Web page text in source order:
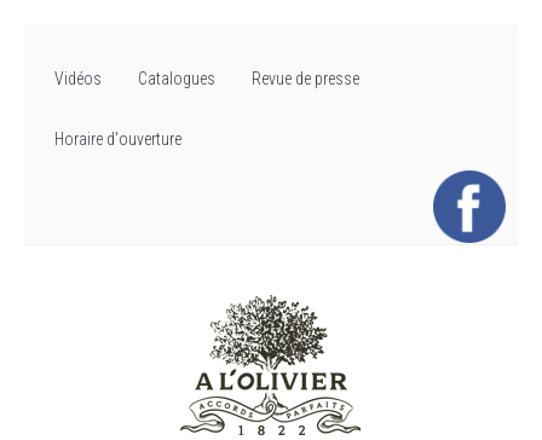
Vidéos Catalogues Revue de presse
Horaire d'ouverture